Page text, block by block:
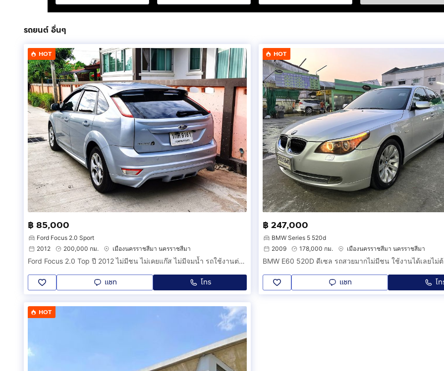
รถยนต์ อื่นๆ
HOT
฿ 85,000
Ford Focus 2.0 Sport
2012
200,000 กม. เมืองนครราชสีมา นครราชสีมา
Ford Focus 2.0 Top ปี 2012 ไม่มีชน ไม่เคยแก๊ส ไม่มีจมน้ำ รถใช้งานต่อได้เลยไม่ต้องซ่อมอะไร
แชท โทร
HOT
฿ 247,000
BMW Series 5 520d
2009
178,000 กม. เมืองนครราชสีมา นครราชสีมา
แชท โ
HOT